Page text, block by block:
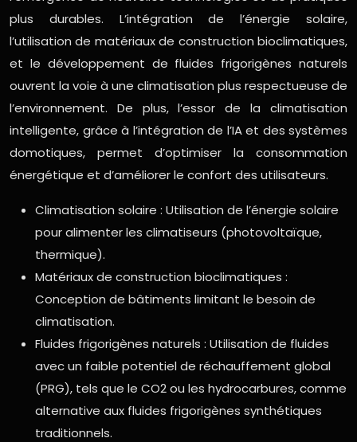
plus durables. L’intégration de l’énergie solaire,
l’utilisation de matériaux de construction bioclimatiques,
et le développement de fluides frigorigènes naturels
ouvrent la voie à une climatisation plus respectueuse de
l’environnement. De plus, l’essor de la climatisation
intelligente, grâce à l’intégration de l’IA et des systèmes
domotiques, permet d’optimiser la consommation
énergétique et d’améliorer le confort des utilisateurs.
Climatisation solaire : Utilisation de l’énergie solaire
pour alimenter les climatiseurs (photovoltaïque,
thermique).
Matériaux de construction bioclimatiques :
Conception de bâtiments limitant le besoin de
climatisation.
Fluides frigorigènes naturels : Utilisation de fluides
avec un faible potentiel de réchauffement global
(PRG), tels que le CO2 ou les hydrocarbures, comme
alternative aux fluides frigorigènes synthétiques
traditionnels.